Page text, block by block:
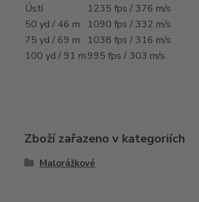
Ústí
1235 fps / 376 m/s
50 yd / 46 m
1090 fps / 332 m/s
75 yd / 69 m
1038 fps / 316 m/s
100 yd / 91 m995 fps / 303 m/s
Zboží zařazeno v kategoriích
Malorážkové